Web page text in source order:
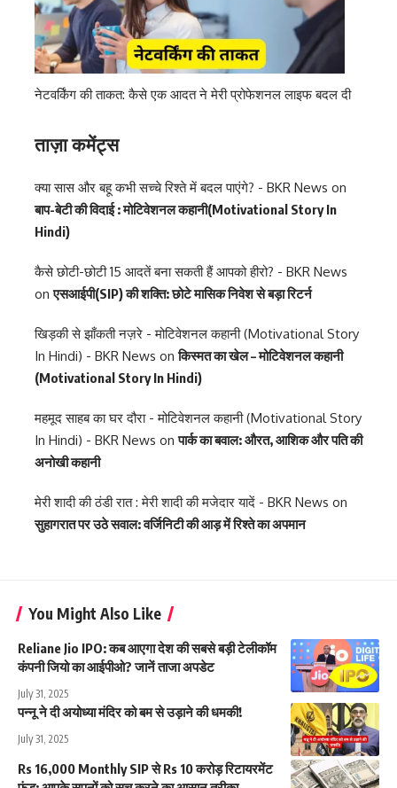
नेटवर्किंग की ताकत: कैसे एक आदत ने मेरी प्रोफेशनल लाइफ बदल दी
ताज़ा कमेंट्स
क्या सास और बहू कभी सच्चे रिश्ते में बदल पाएंगे? - BKR News on
बाप-बेटी की विदाई : मोटिवेशनल कहानी(Motivational Story In
Hindi)
कैसे छोटी-छोटी 15 आदतें बना सकती हैं आपको हीरो? - BKR News
onएसआईपी(SIP) की शक्ति: छोटे मासिक निवेश से बड़ा रिटर्न
खिड़की से झाँकती नज़रे - मोटिवेशनल कहानी (Motivational Story
In Hindi) - BKR News onकिस्मत का खेल – मोटिवेशनल कहानी
(Motivational Story In Hindi)
महमूद साहब का घर दौरा - मोटिवेशनल कहानी (Motivational Story
In Hindi) - BKR News onपार्क का बवाल: औरत, आशिक और पति की
अनोखी कहानी
मेरी शादी की ठंडी रात : मेरी शादी की मजेदार यादें - BKR News on
सुहागरात पर उठे सवाल: वर्जिनिटी की आड़ में रिश्ते का अपमान
You Might Also Like
Reliane Jio IPO: कब आएगा देश की सबसे बड़ी टेलीकॉम
कंपनी जियो का आईपीओ? जानें ताजा अपडेट
July 31, 2025
पन्नू ने दी अयोध्या मंदिर को बम से उड़ाने की धमकी!
July 31, 2025
Rs 16,000 Monthly SIP से Rs 10 करोड़ रिटायरमेंट